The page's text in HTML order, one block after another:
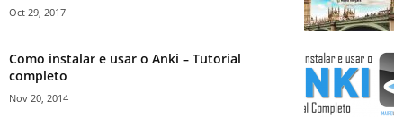
Oct 29, 2017
Como instalar e usar o Anki – Tutorial
completo
Nov 20, 2014